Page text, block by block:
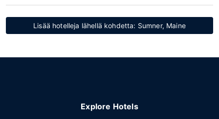
Lisää hotelleja lähellä kohdetta: Sumner, Maine
Explore Hotels